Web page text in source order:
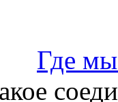
Где